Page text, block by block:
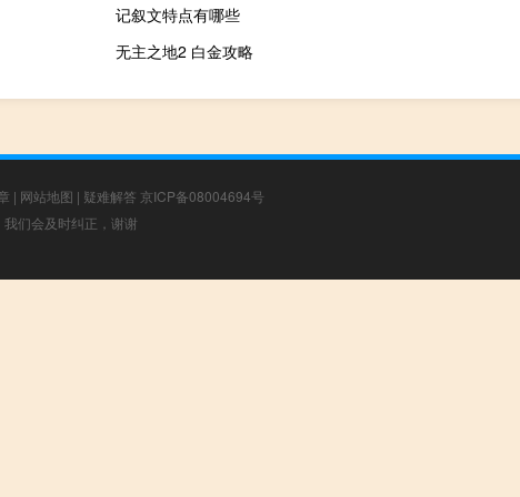
记叙文特点有哪些
无主之地2 白金攻略
| 网站地图 | 疑难解答 京ICP备08004694号
们会及时纠正，谢谢